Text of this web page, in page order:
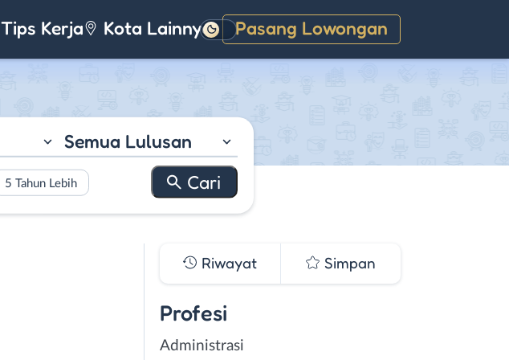
Tips Kerja Kota Lainnya Pasang Lowongan
Gelap
Semua Lulusan
5 Tahun Lebih
Riwayat Simpan
Profesi
Administrasi